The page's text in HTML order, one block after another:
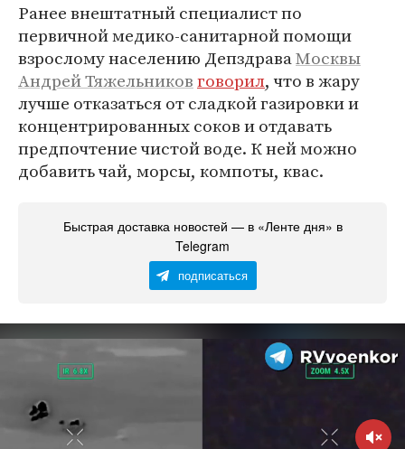
Ранее внештатный специалист по
первичной медико-санитарной помощи
взрослому населению ДепздраваМосквы
Андрей Тяжельниковговорил, что в жару
лучше отказаться от сладкой газировки и
концентрированных соков и отдавать
предпочтение чистой воде. К ней можно
добавить чай, морсы, компоты, квас.
Быстрая доставка новостей — в «Ленте дня» в
Telegram
подписаться